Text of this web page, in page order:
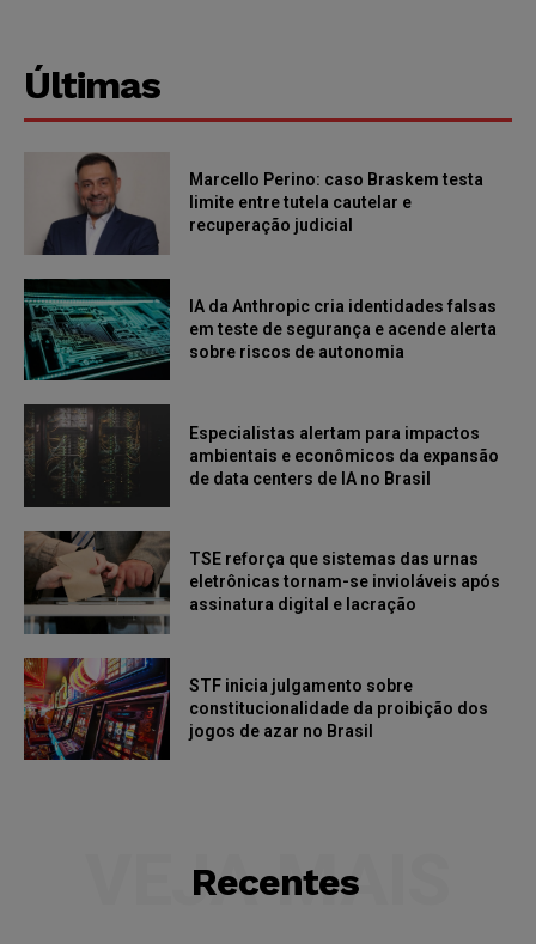
Últimas
Marcello Perino: caso Braskem testa
limite entre tutela cautelar e
recuperação judicial
IA da Anthropic cria identidades falsas
em teste de segurança e acende alerta
sobre riscos de autonomia
Especialistas alertam para impactos
ambientais e econômicos da expansão
de data centers de IA no Brasil
TSE reforça que sistemas das urnas
eletrônicas tornam-se invioláveis após
assinatura digital e lacração
STF inicia julgamento sobre
constitucionalidade da proibição dos
jogos de azar no Brasil
Recentes
VEJA MAIS